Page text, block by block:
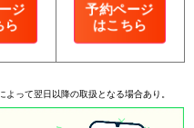
ジ
ら
予約ページ
はこちら
って翌日以降の取扱となる場合あり。